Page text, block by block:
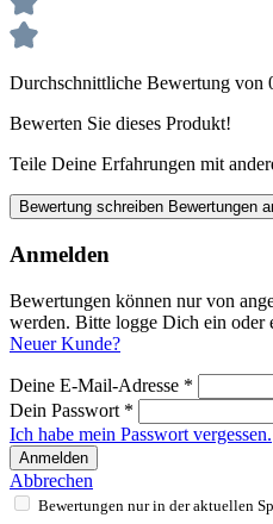
Durchschnittliche Bewertung von
Bewerten Sie dieses Produkt!
Teile Deine Erfahrungen mit
Bewertung schreiben Bewertungen
Anmelden
Bewertungen können nur von
werden. Bitte logge Dich ein oder
Neuer Kunde?
Deine E-Mail-Adresse *
Dein Passwort *
Ich habe mein Passwort vergessen.
Anmelden
Abbrechen
Bewertungen nur in der aktuellen